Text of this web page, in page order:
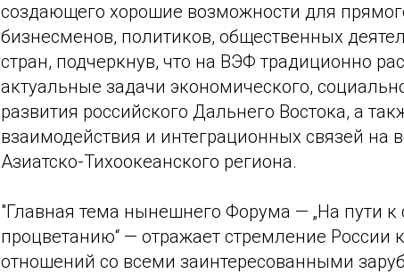
создающего хорошие возможности для
бизнесменов, политиков, общественных
стран, подчеркнув, что на ВЭФ традиционно
актуальные задачи экономического,
развития российского Дальнего Востока, а
взаимодействия и интеграционных связей на
Азиатско-Тихоокеанского региона.
"Главная тема нынешнего Форума — „На пути к
процветанию“ — отражает стремление России
отношений со всеми заинтересованными